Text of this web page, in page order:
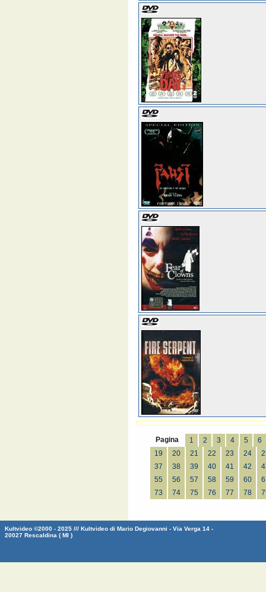
Pagina 1 2 3 4 5
6
19
20 21 22 23 24
37
38 39 40 41 42
55
56 57 58 59 60
73
74 75 76 77 78
Kultvideo ©2000 - 2025 /// Kultvideo di Mario Degiovanni - Via Verga 14 -
20027 Rescaldina ( MI )